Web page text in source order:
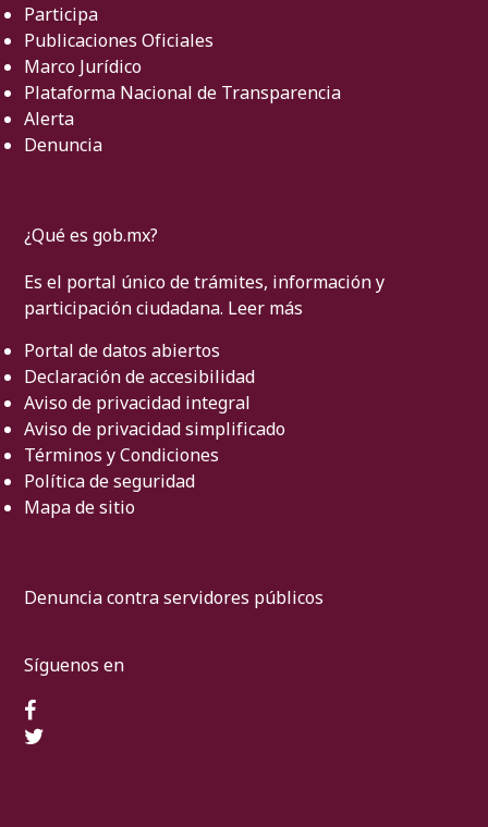
Participa
Publicaciones Oficiales
Marco Jurídico
Plataforma Nacional de Transparencia
Alerta
Denuncia
¿Qué es gob.mx?
Es el portal único de trámites, información y
participación ciudadana. Leer más
Portal de datos abiertos
Declaración de accesibilidad
Aviso de privacidad integral
Aviso de privacidad simplificado
Términos y Condiciones
Política de seguridad
Mapa de sitio
Denuncia contra servidores públicos
Síguenos en